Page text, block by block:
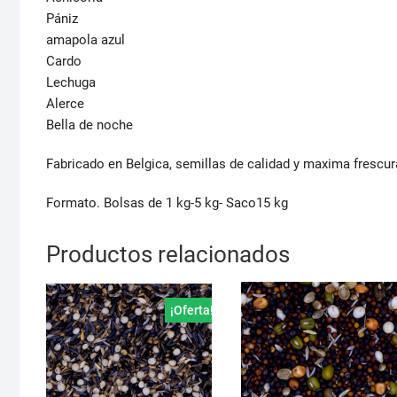
Pániz
amapola azul
Cardo
Lechuga
Alerce
Bella de noche
Fabricado en Belgica, semillas de calidad y maxima
Formato. Bolsas de 1 kg-5 kg- Saco15 kg
Productos relacionados
¡Oferta!